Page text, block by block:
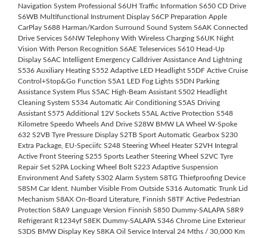
Navigation System Professional S6UH Traffic Information S650 CD Drive
S6WB Multifunctional Instrument Display S6CP Preparation Apple
CarPlay S688 Harman/Kardon Surround Sound System S6AK Connected
Drive Services S6NW Telephony With Wireless Charging S6UK Night
Vision With Person Recognition S6AE Teleservices S610 Head-Up
Display S6AC Intelligent Emergency Calldriver Assistance And Lightning
S536 Auxiliary Heating S552 Adaptive LED Headlight S5DF Active Cruise
Control+Stop&Go Function S5A1 LED Fog Lights S5DN Parking
Assistance System Plus S5AC High-Beam Assistant S502 Headlight
Cleaning System S534 Automatic Air Conditioning S5AS Driving
Assistant S575 Additional 12V Sockets S5AL Active Protection S548
Kilometre Speedo Wheels And Drive S28W BMW LA Wheel W-Spoke
632 S2VB Tyre Pressure Display S2TB Sport Automatic Gearbox S230
Extra Package, EU-Speciifc S248 Steering Wheel Heater S2VH Integral
Active Front Steering S255 Sports Leather Steering Wheel S2VC Tyre
Repair Set S2PA Locking Wheel Bolt S223 Adaptive Suspension
Environment And Safety S302 Alarm System S8TG Thiefproofing Device
S8SM Car Ident. Number Visible From Outside S316 Automatic Trunk Lid
Mechanism S8AX On-Board Literature, Finnish S8TF Active Pedestrian
Protection S8A9 Language Version Finnish S850 Dummy-SALAPA S8R9
Refrigerant R1234yf S8EK Dummy-SALAPA S346 Chrome Line Exterieur
S3DS BMW Display Key S8KA Oil Service Interval 24 Mths / 30,000 Km